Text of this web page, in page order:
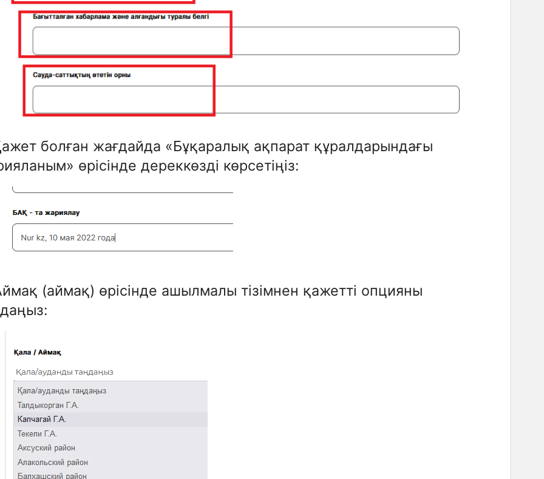
болған жағдайда «Бұқаралық ақпарат құралдарындағы
өрісінде дереккөзді көрсетіңіз:
(аймақ) өрісінде ашылмалы тізімнен қажетті опцияны